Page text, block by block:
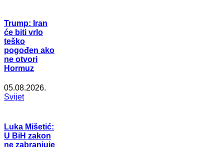
Trump: Iran
će biti vrlo
teško
pogođen ako
ne otvori
Hormuz
05.08.2026.
Svijet
Luka Mišetić:
U BiH zakon
ne zabranjuje